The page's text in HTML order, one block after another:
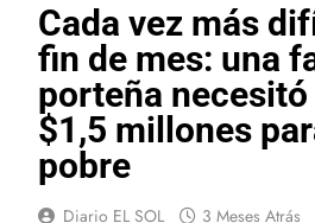
Cada vez más
fin de mes: una
porteña necesitó
$1,5 millones
pobre
Diario EL SOL 3 Meses Atrás